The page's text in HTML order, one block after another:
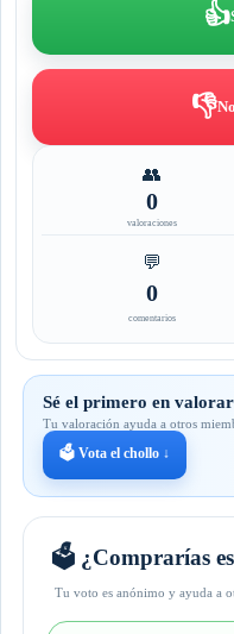
👍
👎
👥
0
valoraciones
💬
0
comentarios
Sé el primero en
Tu valoración ayuda a otros
🗳️ Vota el chollo ↓
🗳️ ¿Comprarías
Tu voto es anónimo y ayuda a